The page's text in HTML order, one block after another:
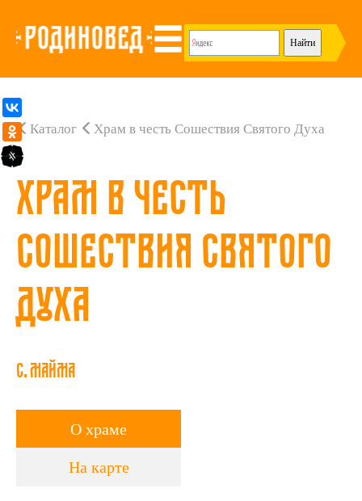
Каталог Храм в честь Сошествия Святого Духа
Храм в честь
Сошествия Святого
Духа
с. Майма
О храме
На карте